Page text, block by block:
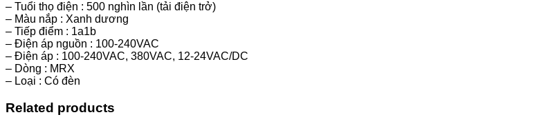
– Tuổi thọ điện : 500 nghìn lần (tải điện trở)
– Màu nắp : Xanh dương
– Tiếp điểm : 1a1b
– Điện áp nguồn : 100-240VAC
– Điện áp : 100-240VAC, 380VAC, 12-24VAC/DC
– Dòng : MRX
– Loại : Có đèn
Related products